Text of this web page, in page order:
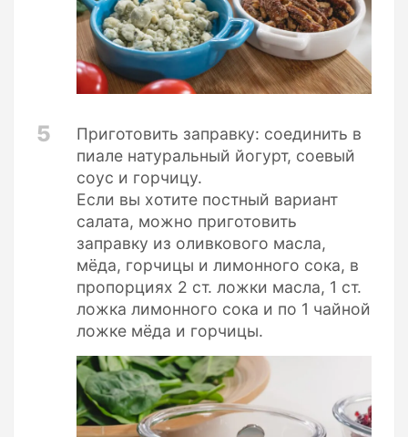
5
Приготовить заправку: соединить в
пиале натуральный йогурт, соевый
соус и горчицу.
Если вы хотите постный вариант
салата, можно приготовить
заправку из оливкового масла,
мёда, горчицы и лимонного сока, в
пропорциях 2 ст. ложки масла, 1 ст.
ложка лимонного сока и по 1 чайной
ложке мёда и горчицы.